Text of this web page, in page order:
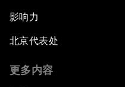
影响力
北京代表处
更多内容